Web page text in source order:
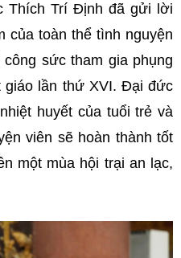
Thích Trí Định đã gửi lời
của toàn thể tình nguyện
sức tham gia phụng
giáo lần thứ XVI. Đại đức
huyết của tuổi trẻ và
viên sẽ hoàn thành tốt
một mùa hội trại an lạc,